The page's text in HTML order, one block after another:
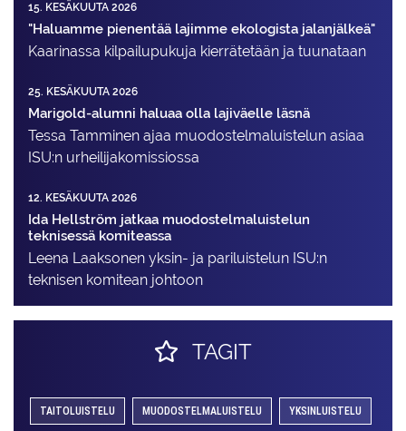
15. KESÄKUUTA 2026
"Haluamme pienentää lajimme ekologista jalanjälkeä"
Kaarinassa kilpailupukuja kierrätetään ja tuunataan
25. KESÄKUUTA 2026
Marigold-alumni haluaa olla lajiväelle läsnä
Tessa Tamminen ajaa muodostelma­luistelun asiaa
ISU:n urheilija­komissiossa
12. KESÄKUUTA 2026
Ida Hellström jatkaa muodostelmaluistelun
teknisessä komiteassa
Leena Laaksonen yksin- ja pariluistelun ISU:n
teknisen komitean johtoon
TAGIT
TAITOLUISTELU MUODOSTELMALUISTELU YKSINLUISTELU